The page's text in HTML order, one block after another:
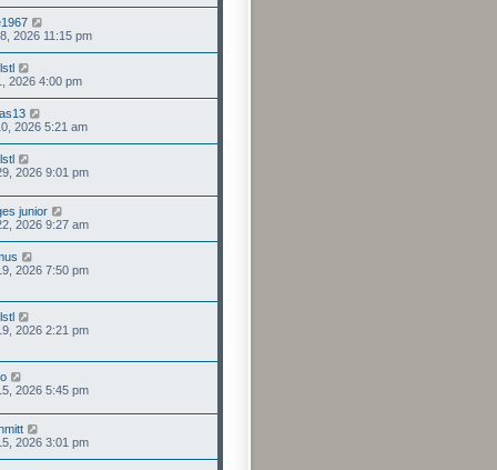
2026 11:15 pm
2026 4:00 pm
2026 5:21 am
2026 9:01 pm
junior
2026 9:27 am
2026 7:50 pm
2026 2:21 pm
2026 5:45 pm
2026 3:01 pm